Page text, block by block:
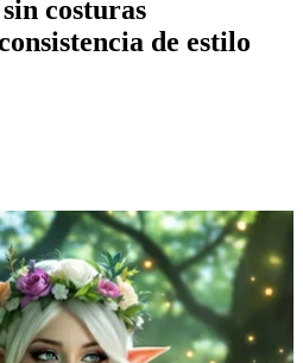
costuras
de estilo